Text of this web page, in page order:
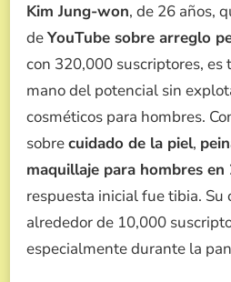
Kim Jung-won, de 26 años,
deYouTube sobre arreglo
con 320,000 suscriptores, es
mano del potencial sin
cosméticos para hombres.
sobrecuidado de la piel,
maquillaje para hombres en
respuesta inicial fue tibia. Su
alrededor de 10,000
especialmente durante la